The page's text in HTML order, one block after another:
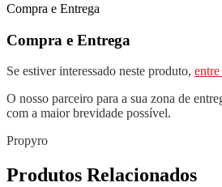
Compra e Entrega
Compra e Entrega
Se estiver interessado neste produto,
O nosso parceiro para a sua zona de
com a maior brevidade possível.
Propyro
Produtos Relacionados